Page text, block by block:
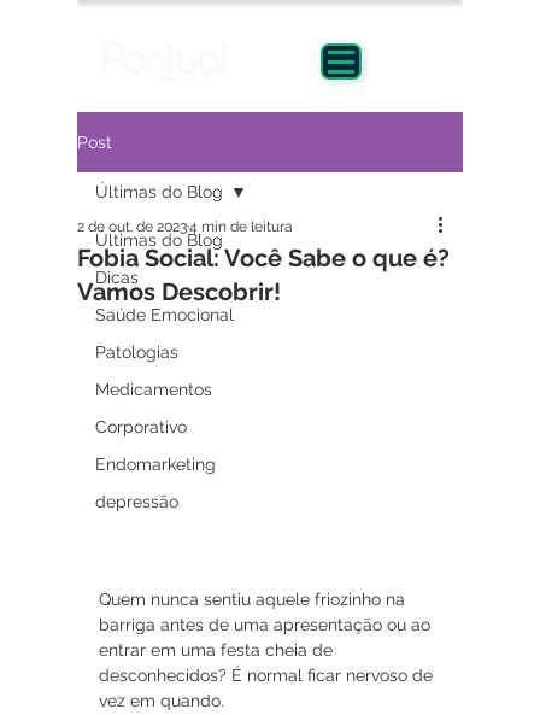
Post
Últimas do Blog
Dicas
Saúde Emocional
Patologias
Medicamentos
Corporativo
Endomarketing
depressão
Últimas do Blog
Fobia Social: Você Sabe o que é?
Vamos Descobrir!
2 de out. de 20234 min de leitura
Quem nunca sentiu aquele friozinho na
barriga antes de uma apresentação ou ao
entrar em uma festa cheia de
desconhecidos? É normal ficar nervoso de
vez em quando.